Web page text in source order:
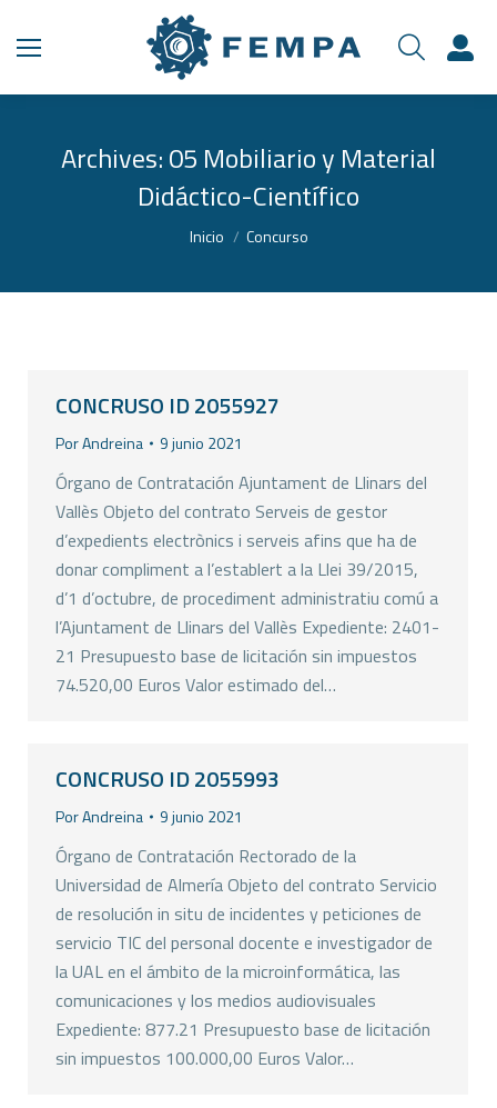
Archives:05 Mobiliario y Material
Didáctico-Científico
Estás aquí:
Inicio Concurso
CONCRUSO ID 2055927
PorAndreina 9 junio 2021
Órgano de Contratación Ajuntament de Llinars del
Vallès Objeto del contrato Serveis de gestor
d’expedients electrònics i serveis afins que ha de
donar compliment a l’establert a la Llei 39/2015,
d’1 d’octubre, de procediment administratiu comú a
l’Ajuntament de Llinars del Vallès Expediente: 2401-
21 Presupuesto base de licitación sin impuestos
74.520,00 Euros Valor estimado del…
CONCRUSO ID 2055993
PorAndreina 9 junio 2021
Órgano de Contratación Rectorado de la
Universidad de Almería Objeto del contrato Servicio
de resolución in situ de incidentes y peticiones de
servicio TIC del personal docente e investigador de
la UAL en el ámbito de la microinformática, las
comunicaciones y los medios audiovisuales
Expediente: 877.21 Presupuesto base de licitación
sin impuestos 100.000,00 Euros Valor…